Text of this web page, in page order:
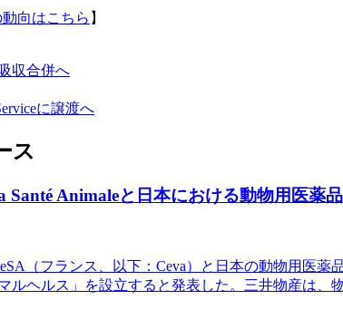
向はこちら 】
収合併へ
に譲渡へ
ス
Santé Animaleと日本における動物用医薬
（フランス、以下：Ceva）と日本の動物用医
ヘルス」を設立すると発表した。三井物産は、